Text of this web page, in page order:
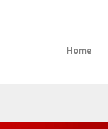
Home